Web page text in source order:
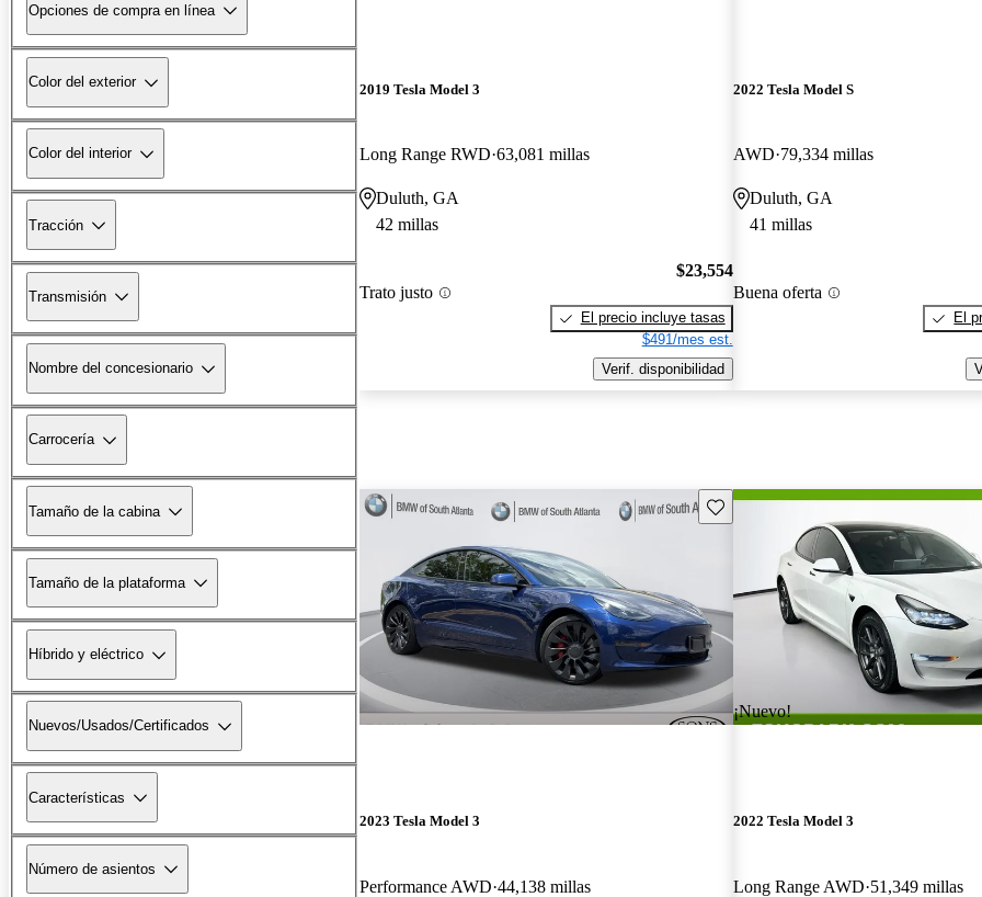
Opciones de compra en línea
Color del exterior
Color del interior
Tracción
Transmisión
Nombre del concesionario
Carrocería
Tamaño de la cabina
Tamaño de la plataforma
Híbrido y eléctrico
Nuevos/Usados/Certificados
Características
Número de asientos
2019 Tesla Model 3
Long Range RWD 63,081 millas
Duluth, GA
42 millas
Trato justo
$23,554
El precio incluye tasas
$491/mes est.
Verif. disponibilidad
2022 Tesla Model S
AWD 79,334 millas
Duluth, GA
41 millas
Buena oferta
El
Guarda este Aviso
2023 Tesla Model 3
Performance AWD 44,138 millas
¡Nuevo!
2022 Tesla Model 3
Long Range AWD 51,349 millas